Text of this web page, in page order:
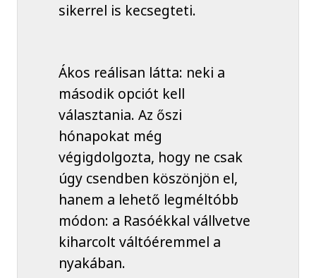
sikerrel is kecsegteti.
Ákos reálisan látta: neki a
második opciót kell
választania. Az őszi
hónapokat még
végigdolgozta, hogy ne csak
úgy csendben köszönjön el,
hanem a lehető legméltóbb
módon: a Rasóékkal vállvetve
kiharcolt váltóéremmel a
nyakában.